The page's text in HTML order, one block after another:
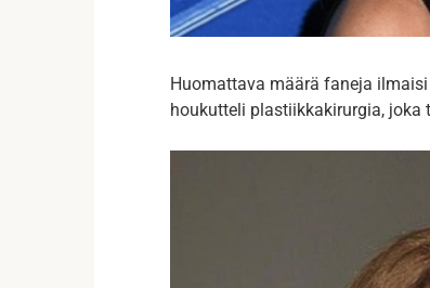
Huomattava määrä faneja
houkutteli plastiikkakirurgia,